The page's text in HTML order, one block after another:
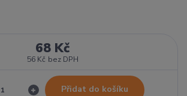
68 Kč
56 Kč bez DPH
Přidat do košíku